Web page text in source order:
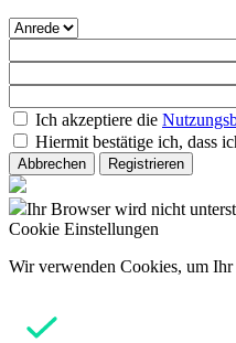
Ich akzeptiere die
Hiermit bestätige ich, dass
Abbrechen Registrieren
Ihr Browser wird nicht
Cookie Einstellungen
Wir verwenden Cookies, um